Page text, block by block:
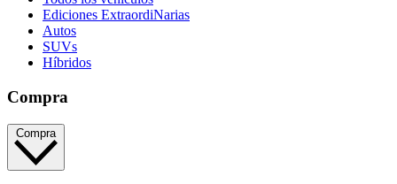
Ediciones ExtraordiNarias
Autos
SUVs
Híbridos
Compra
Compra